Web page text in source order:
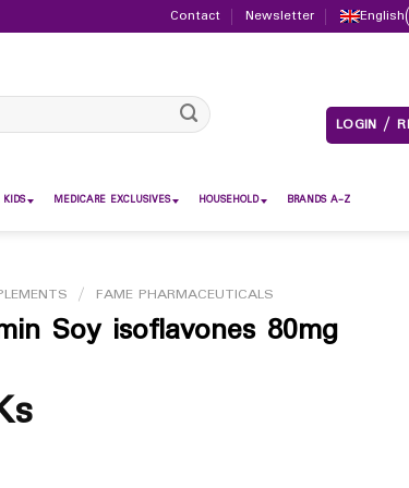
Contact Newsletter English(
LOGIN /
MEDICARE EXCLUSIVES HOUSEHOLD BRANDS A-Z
/ FAME PHARMACEUTICALS
Soy isoflavones 80mg